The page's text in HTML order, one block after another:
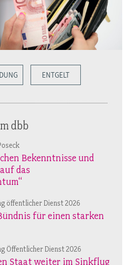
ENTGELT
dbb
Bekenntnisse und
das
öffentlicher Dienst 2026
für einen starken
Öffentlicher Dienst 2026
Staat weiter im Sinkflug